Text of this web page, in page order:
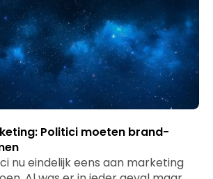
Politici moeten brand-
nu eindelijk eens aan marketing